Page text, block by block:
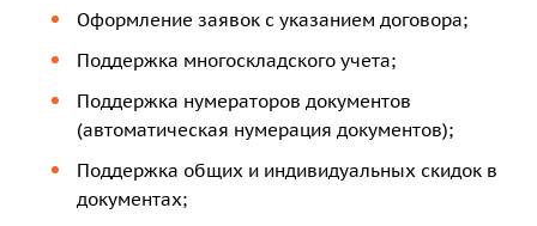
Оформление заявок с указанием договора;
Поддержка многоскладского учета;
Поддержка нумераторов документов
(автоматическая нумерация документов);
Поддержка общих и индивидуальных скидок в
документах;